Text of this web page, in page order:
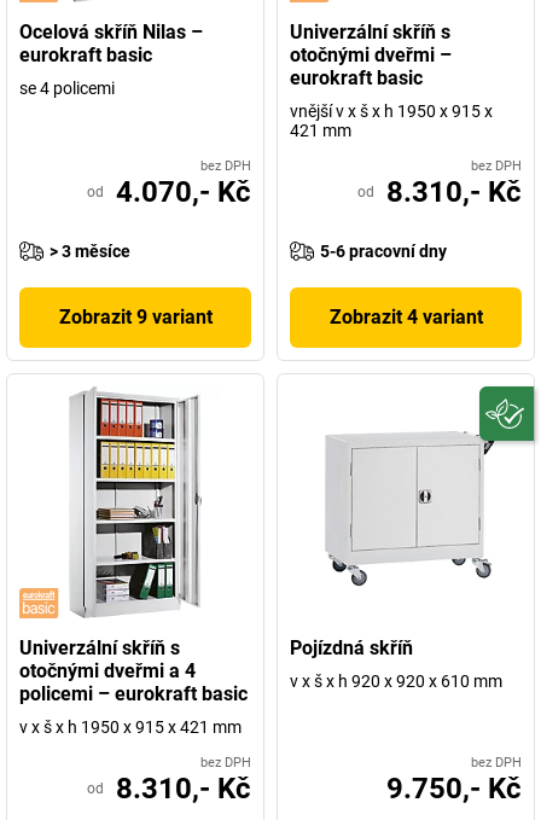
Ocelová skříň Nilas –
eurokraft basic
se 4 policemi
bez DPH
od 4.070,- Kč
> 3 měsíce
Zobrazit 9 variant
Univerzální skříň s
otočnými dveřmi –
eurokraft basic
vnější v x š x h 1950 x 915 x
421 mm
bez DPH
od 8.310,- Kč
5-6 pracovní dny
Zobrazit 4 variant
Univerzální skříň s
otočnými dveřmi a 4
policemi – eurokraft basic
v x š x h 1950 x 915 x 421 mm
bez DPH
od 8.310,- Kč
Pojízdná skříň
v x š x h 920 x 920 x 610 mm
bez DPH
9.750,- Kč